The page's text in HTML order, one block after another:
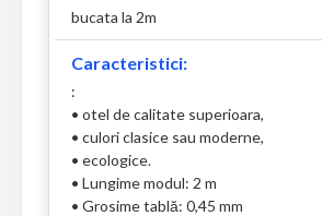
bucata la 2m
Caracteristici:
:
• otel de calitate superioara,
• culori clasice sau moderne,
• ecologice.
• Lungime modul: 2 m
• Grosime tablă: 0,45 mm